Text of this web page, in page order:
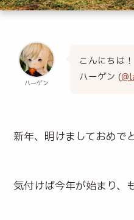
ハーゲン
こんにちは！
ハーゲン (
新年、明けましておめで
気付けば今年が始まり、